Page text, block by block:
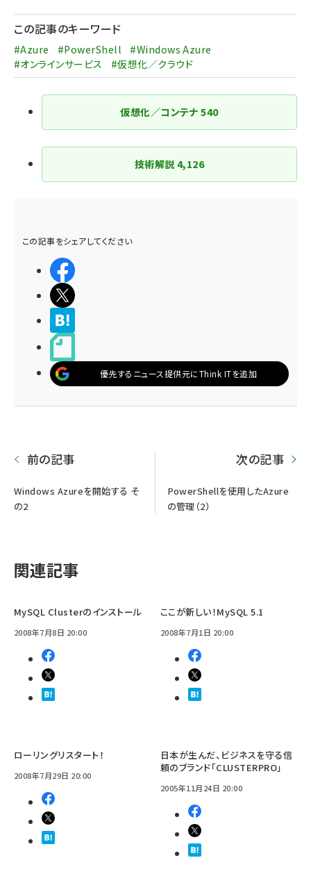
送
り
この記事のキーワード
#Azure #PowerShell
#Windows Azure
#オンラインサービス
#仮想化／クラウド
仮想化／コンテナ540
技術解説 4,126
この記事をシェアしてください
優先するニュース提供元にThink ITを追加
前の記事
Windows Azureを開始する そ
の2
次の記事
PowerShellを使用したAzure
の管理（2）
関連記事
MySQL Clusterのインストール
2008年7月8日 20:00
ここが新しい！MySQL 5.1
2008年7月1日 20:00
ローリングリスタート！
2008年7月29日 20:00
日本が生んだ、ビジネスを守る信
頼のブランド「CLUSTERPRO」
2005年11月24日 20:00